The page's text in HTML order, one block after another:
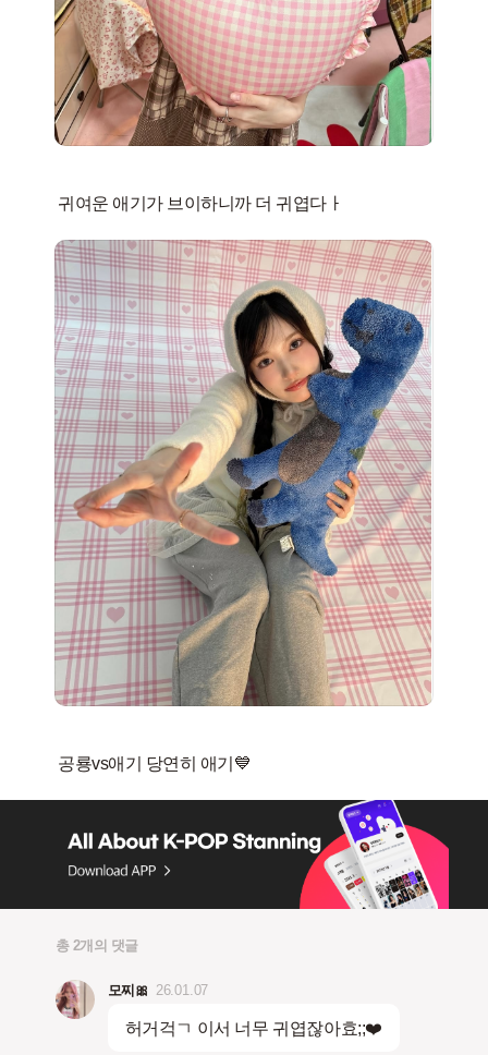
총 2개의 댓글
모찌🎀 26.01.07
허거걱ㄱ 이서 너무 귀엽잖아효;;❤️